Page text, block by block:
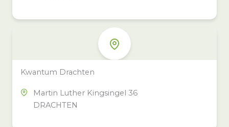
Kwantum Drachten
Martin Luther Kingsingel 36
DRACHTEN